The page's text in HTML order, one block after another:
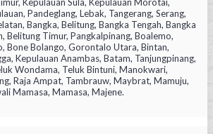
Pandeglang, Lebak, Tangerang, Serang,
Bangka, Belitung, Bangka Tengah, Bangka
Belitung Timur, Pangkalpinang, Boalemo,
Bone Bolango, Gorontalo Utara, Bintan,
Kepulauan Anambas, Batam, Tanjungpinang,
Wondama, Teluk Bintuni, Manokwari,
Raja Ampat, Tambrauw, Maybrat, Mamuju,
Mamasa, Mamasa, Majene.